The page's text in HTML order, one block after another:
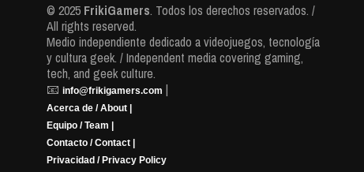
© 2025 FrikiGamers. Todos los derechos reservados. /
All rights reserved.
Medio independiente dedicado a videojuegos, tecnología
y cultura geek. / Independent media covering gaming,
tech, and geek culture.
📧 info@frikigamers.com |
Acerca de / About |
Equipo / Team |
Contacto / Contact |
Privacidad / Privacy Policy